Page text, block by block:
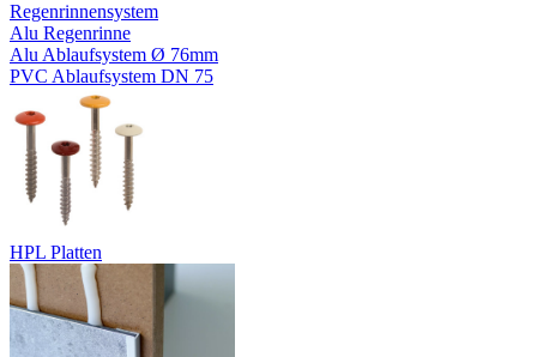
Regenrinnensystem
Alu Regenrinne
Alu Ablaufsystem Ø 76mm
PVC Ablaufsystem DN 75
HPL Platten